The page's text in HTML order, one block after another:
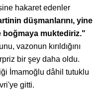
hakaret edenler
düşmanlarını, yine
boğmaya muktediriz."
vazonun kırıldığını
bir şey daha oldu.
İmamoğlu dâhil tutuklu
gitti.